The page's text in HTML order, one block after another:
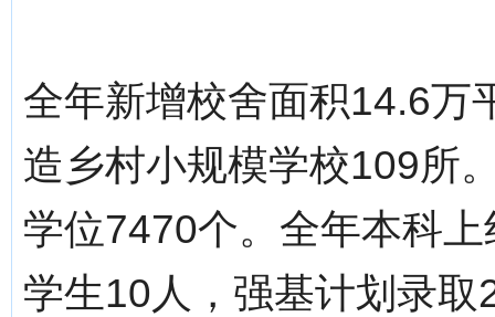
全年新增校舍面积14.6万
造乡村小规模学校109所
学位7470个。全年本科
学生10人，强基计划录